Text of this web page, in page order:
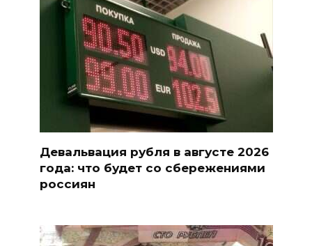
Девальвация рубля в августе 2026
года: что будет со сбережениями
россиян